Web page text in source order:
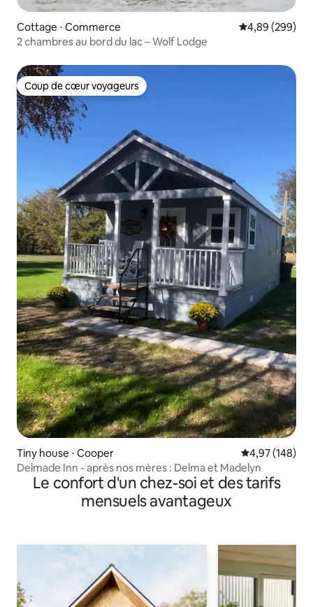
Cottage ⋅ Commerce Évaluation
4,89 (299)
2 chambres au bord du lac – Wolf Lodge
Coup de cœur voyageurs
Coup de cœur voyageurs
Tiny house ⋅ Cooper Évaluation
4,97 (148)
Delmade Inn - après nos mères : Delma et Madelyn
Le confort d'un chez-soi et des tarifs
mensuels avantageux